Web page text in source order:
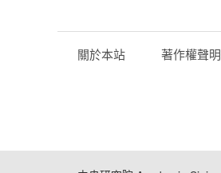
關於本站 著作權聲明